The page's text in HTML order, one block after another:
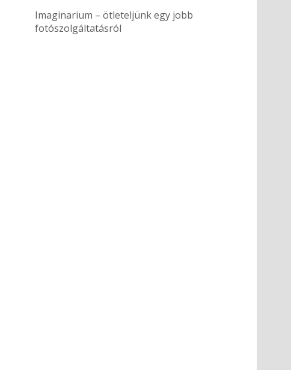
Imaginarium – ötleteljünk egy jobb
fotószolgáltatásról